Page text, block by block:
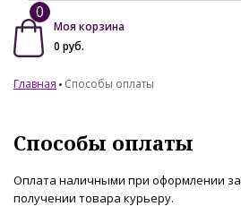
0
Моя корзина
0 руб.
Главная Способы оплаты
Способы оплаты
Оплата наличными при оформлении
получении товара курьеру.